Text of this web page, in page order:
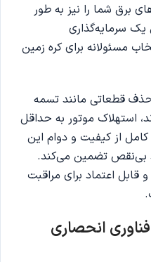
برق شما را نیز به طور
یک سرمایه‌گذاری
مسئولانه برای کره زمین
قطعاتی مانند تسمه
استهلاک موتور به حداقل
از کیفیت و دوام این
بی‌نقص تضمین می‌کند.
قابل اعتماد برای مراقبت
انحصاری